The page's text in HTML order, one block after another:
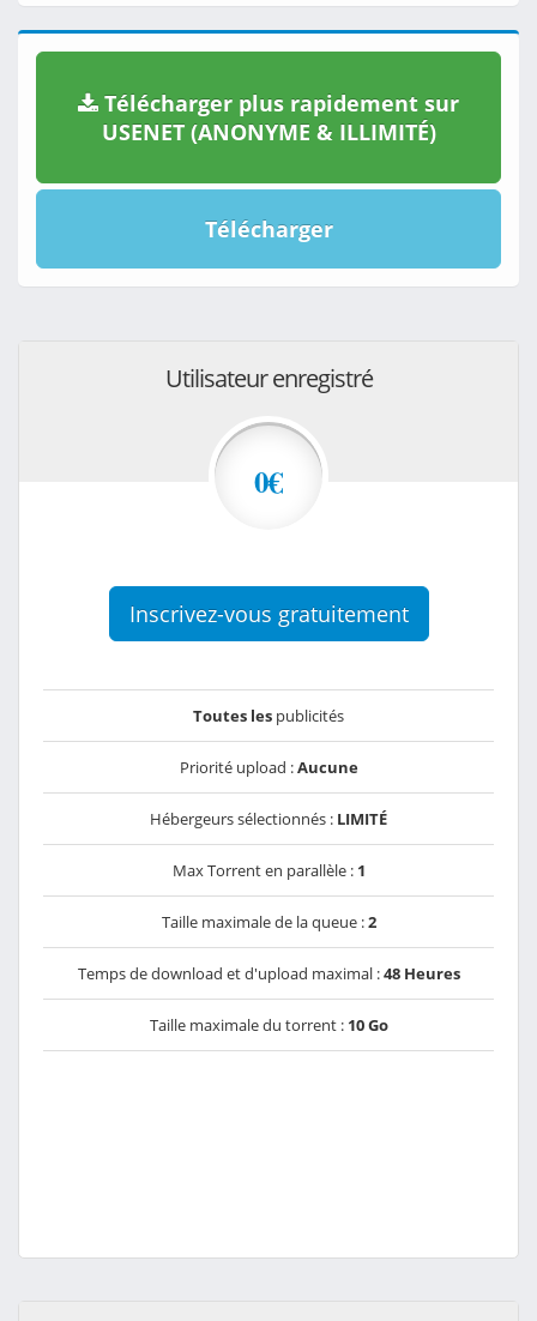
Télécharger plus rapidement sur
USENET (ANONYME & ILLIMITÉ)
Télécharger
Utilisateur enregistré
0€
Inscrivez-vous gratuitement
Toutes les publicités
Priorité upload :Aucune
Hébergeurs sélectionnés : LIMITÉ
Max Torrent en parallèle : 1
Taille maximale de la queue :2
Temps de download et d'upload maximal :48 Heures
Taille maximale du torrent : 10 Go